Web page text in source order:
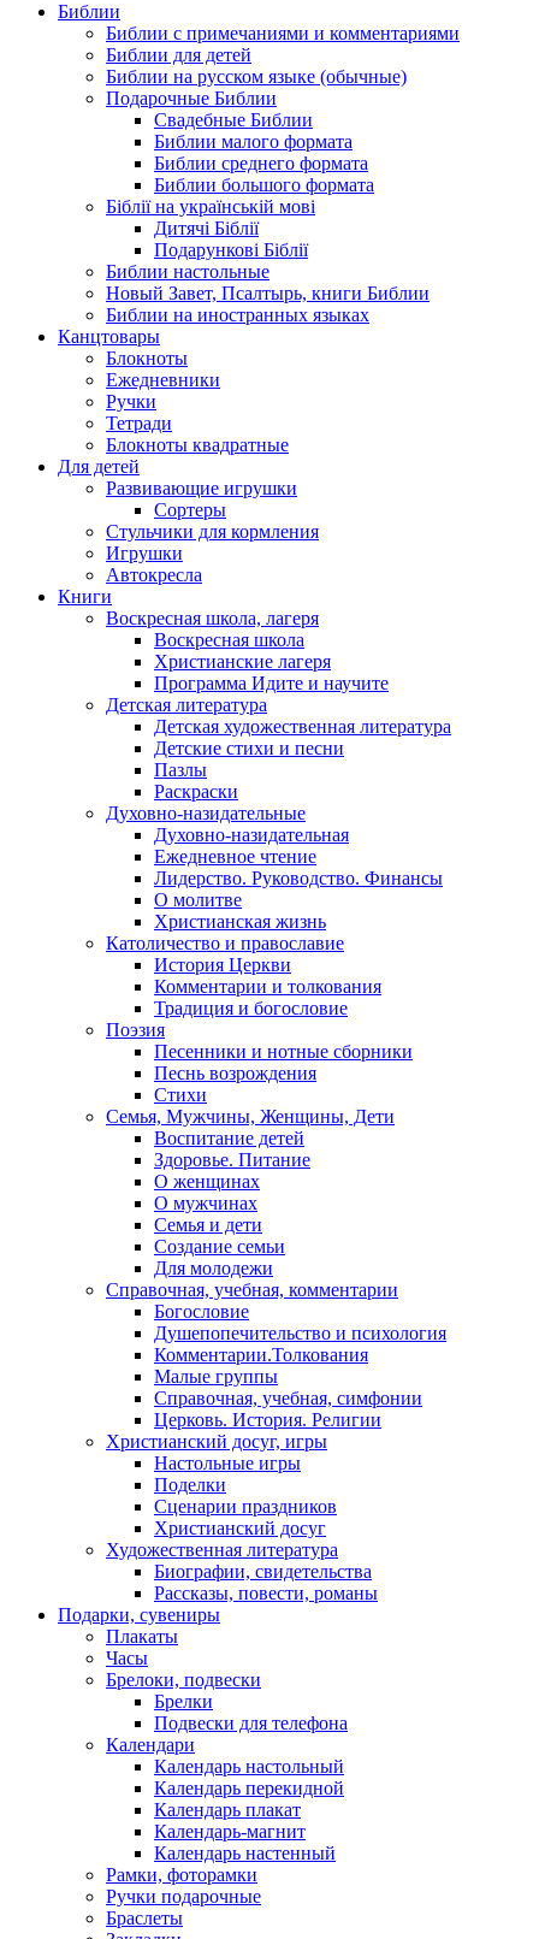
Библии
Библии с примечаниями и комментариями
Библии для детей
Библии на русском языке (обычные)
Подарочные Библии
Свадебные Библии
Библии малого формата
Библии среднего формата
Библии большого формата
Біблії на українській мові
Дитячі Біблії
Подарункові Біблії
Библии настольные
Новый Завет, Псалтырь, книги Библии
Библии на иностранных языках
Канцтовары
Блокноты
Ежедневники
Ручки
Тетради
Блокноты квадратные
Для детей
Развивающие игрушки
Сортеры
Стульчики для кормления
Игрушки
Автокресла
Книги
Воскресная школа, лагеря
Воскресная школа
Христианские лагеря
Программа Идите и научите
Детская литература
Детская художественная литература
Детские стихи и песни
Пазлы
Раскраски
Духовно-назидательные
Духовно-назидательная
Ежедневное чтение
Лидерство. Руководство. Финансы
О молитве
Христианская жизнь
Католичество и православие
История Церкви
Комментарии и толкования
Традиция и богословие
Поэзия
Песенники и нотные сборники
Песнь возрождения
Стихи
Семья, Мужчины, Женщины, Дети
Воспитание детей
Здоровье. Питание
О женщинах
О мужчинах
Семья и дети
Создание семьи
Для молодежи
Справочная, учебная, комментарии
Богословие
Душепопечительство и психология
Комментарии.Толкования
Малые группы
Справочная, учебная, симфонии
Церковь. История. Религии
Христианский досуг, игры
Настольные игры
Поделки
Сценарии праздников
Христианский досуг
Художественная литература
Биографии, свидетельства
Рассказы, повести, романы
Подарки, сувениры
Плакаты
Часы
Брелоки, подвески
Брелки
Подвески для телефона
Календари
Календарь настольный
Календарь перекидной
Календарь плакат
Календарь-магнит
Календарь настенный
Рамки, фоторамки
Ручки подарочные
Браслеты